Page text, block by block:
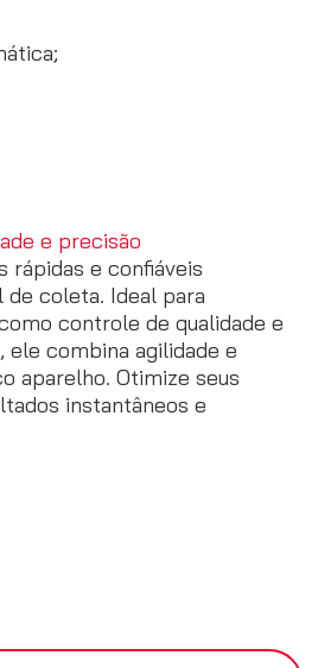
e precisão
rápidas e confiáveis
coleta. Ideal para
controle de qualidade e
ele combina agilidade e
aparelho. Otimize seus
instantâneos e